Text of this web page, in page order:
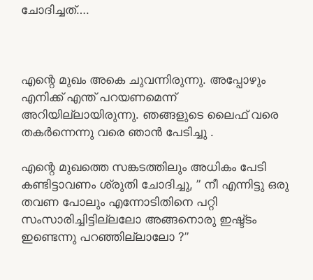
ചോദിച്ചത്….
എന്റെ മുഖം അകെ ചുവന്നിരുന്നു. അപ്പോഴും
എനിക്ക് എന്ത് പറയണമെന്ന്
അറിയില്ലായിരുന്നു. ഞങ്ങളുടെ ലൈഫ് വരെ
തകർന്നെന്നു വരെ ഞാൻ പേടിച്ചു .
എന്റെ മുഖത്തെ സങ്കടത്തിലും അധികം പേടി
കണ്ടിട്ടാവണം ശ്രുതി ചോദിച്ചു, ” നീ എന്നിട്ടു ഒരു
തവണ പോലും എന്നോടിതിനെ പറ്റി
സംസാരിച്ചിട്ടില്ലലോ അങ്ങനൊരു ഇഷ്ട്ടം
ഇണ്ടെന്നു പറഞ്ഞില്ലാലോ ?”